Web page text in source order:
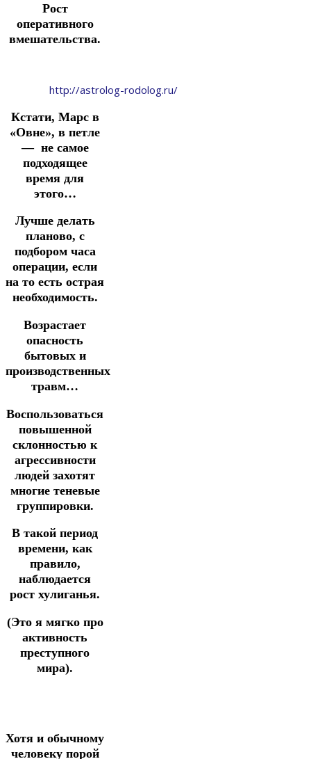
Рост
оперативного
вмешательства.
http://astrolog-rodolog.ru/
Кстати, Марс в
«Овне», в петле
— не самое
подходящее
время для
этого…
Лучше делать
планово, с
подбором часа
операции, если
на то есть острая
необходимость.
Возрастает
опасность
бытовых и
производственных
травм…
Воспользоваться
повышенной
склонностью к
агрессивности
людей захотят
многие теневые
группировки.
В такой период
времени, как
правило,
наблюдается
рост хулиганья.
(Это я мягко про
активность
преступного
мира).
Хотя и обычному
человеку порой